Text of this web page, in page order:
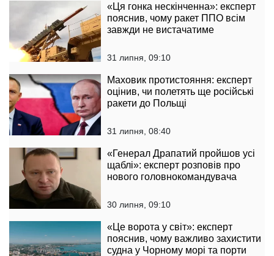
«Ця гонка нескінченна»: експерт
пояснив, чому ракет ППО всім
завжди не вистачатиме
31 липня, 09:10
Маховик протистояння: експерт
оцінив, чи полетять ще російські
ракети до Польщі
31 липня, 08:40
«Генерал Драпатий пройшов усі
щаблі»: експерт розповів про
нового головнокомандувача
30 липня, 09:10
«Це ворота у світ»: експерт
пояснив, чому важливо захистити
судна у Чорному морі та порти